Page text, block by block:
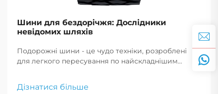
Шини для бездорічжя: Дослідники
невідомих шляхів
Подорожні шини - це чудо техніки, розроблені
для легкого пересування по найскладнішим
Дізнатися більше